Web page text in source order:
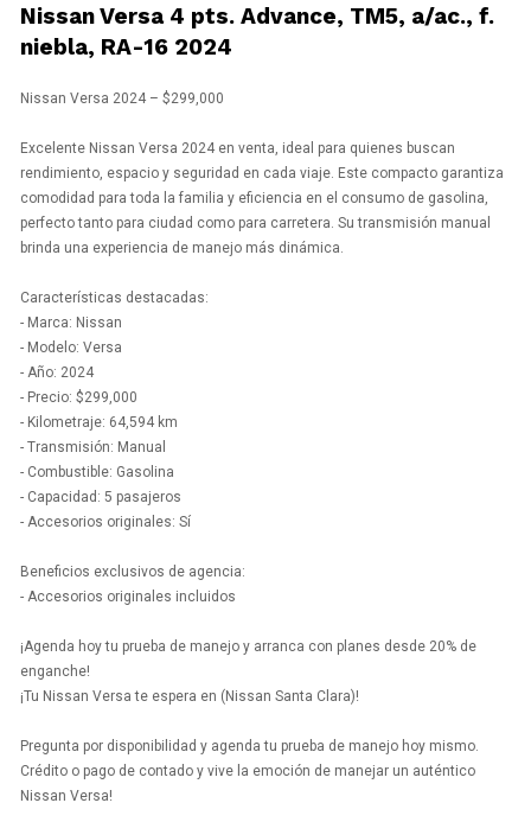
Nissan Versa 4 pts. Advance, TM5, a/ac., f.
niebla, RA-16 2024
Nissan Versa 2024 – $299,000
Excelente Nissan Versa 2024 en venta, ideal para quienes buscan
rendimiento, espacio y seguridad en cada viaje. Este compacto garantiza
comodidad para toda la familia y eficiencia en el consumo de gasolina,
perfecto tanto para ciudad como para carretera. Su transmisión manual
brinda una experiencia de manejo más dinámica.
Características destacadas:
- Marca: Nissan
- Modelo: Versa
- Año: 2024
- Precio: $299,000
- Kilometraje: 64,594 km
- Transmisión: Manual
- Combustible: Gasolina
- Capacidad: 5 pasajeros
- Accesorios originales: Sí
Beneficios exclusivos de agencia:
- Accesorios originales incluidos
¡Agenda hoy tu prueba de manejo y arranca con planes desde 20% de
enganche!
¡Tu Nissan Versa te espera en (Nissan Santa Clara)!
Pregunta por disponibilidad y agenda tu prueba de manejo hoy mismo.
Crédito o pago de contado y vive la emoción de manejar un auténtico
Nissan Versa!